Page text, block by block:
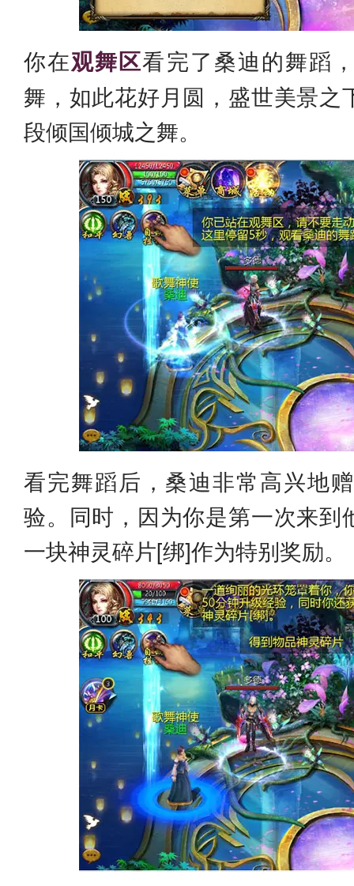
你在观舞区看完了桑迪的舞蹈
舞，如此花好月圆，盛世美景之
段倾国倾城之舞。
看完舞蹈后，桑迪非常高兴地
验。同时，因为你是第一次来到
一块神灵碎片[绑]作为特别奖励。